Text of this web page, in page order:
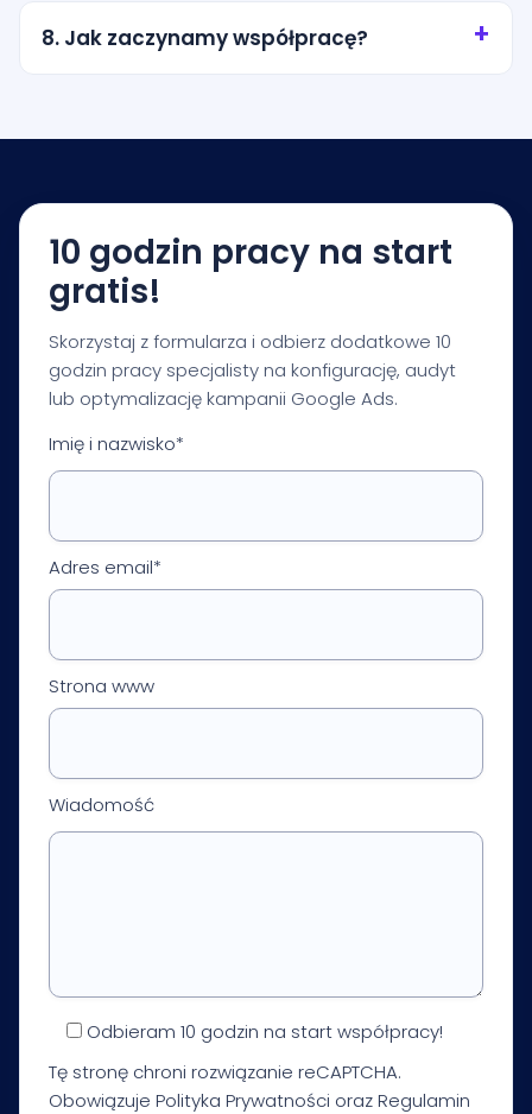
miasto, promień wokół lokalizacji albo wybrane
obszary obsługi. Zakres ustalamy tak, aby nie
8. Jak zaczynamy współpracę?
rekomendacje dotyczące budżetu, struktury
optymalizacji.
10 godzin pracy na start
gratis!
Skorzystaj z formularza i odbierz dodatkowe 10
godzin pracy specjalisty na konfigurację, audyt
lub optymalizację kampanii Google Ads.
Imię i nazwisko*
Adres email*
Strona www
Wiadomość
Odbieram 10 godzin na start współpracy!
Tę stronę chroni rozwiązanie reCAPTCHA.
Obowiązuje Polityka Prywatności orazRegulamin